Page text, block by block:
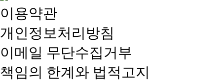
이용약관
개인정보처리방침
이메일 무단수집거부
책임의 한계와 법적고지